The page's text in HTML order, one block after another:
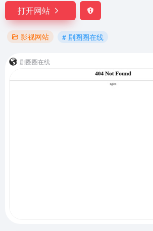
打开网站
影视网站 # 剧圈圈在线
剧圈圈在线